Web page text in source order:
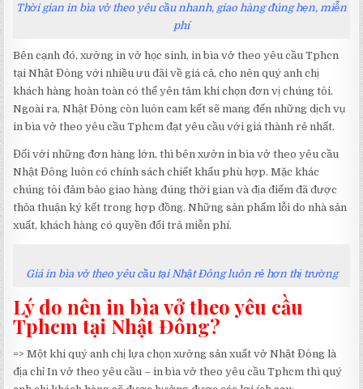
Thời gian in bìa vở theo yêu cầu nhanh, giao hàng đúng hẹn, miễn
phí
Bên cạnh đó, xưởng in vở học sinh, in bìa vở theo yêu cầu Tphcn
tại Nhật Đông với nhiều ưu đãi về giá cả, cho nên quý anh chị
khách hàng hoàn toàn có thể yên tâm khi chọn đơn vị chúng tôi.
Ngoài ra, Nhật Đông còn luôn cam kết sẽ mang đến những dịch vụ
in bìa vở theo yêu cầu Tphcm đạt yêu cầu với giá thành rẻ nhất.
Đối với những đơn hàng lớn, thì bên xưởn in bìa vở theo yêu cầu
Nhật Đông luôn có chính sách chiết khấu phù hợp. Mặc khác
chúng tôi đảm bảo giao hàng đúng thời gian và địa điểm đã được
thỏa thuận ký kết trong hợp đồng. Những sản phẩm lỗi do nhà sản
xuất, khách hàng có quyền đổi trả miễn phí.
Giá in bìa vở theo yêu cầu tại Nhật Đông luôn rẻ hơn thị trường
Lý do nên in bìa vở theo yêu cầu
Tphcm tại Nhật Đông?
=> Một khi quý anh chị lựa chọn xưởng sản xuất vở Nhật Đông là
địa chỉ In vở theo yêu cầu – in bìa vở theo yêu cầu Tphcm thì quý